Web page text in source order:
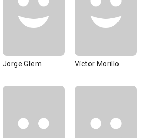
Jorge Glem Víctor Morillo